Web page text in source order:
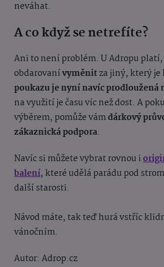
neváhat.
A co když se netrefíte?
Ani to není problém. U Adropu platí,
obdarovanívyměnitza jiný, který je
poukazu je nyní navíc prodloužená
na využití je času víc než dost. A
výběrem, pomůže vámdárkový
zákaznická podpora.
Navíc si můžete vybrat rovnou i
balení, které udělá parádu pod
další starosti.
Návod máte, tak teď hurá vstříc
vánočním.
Autor: Adrop.cz